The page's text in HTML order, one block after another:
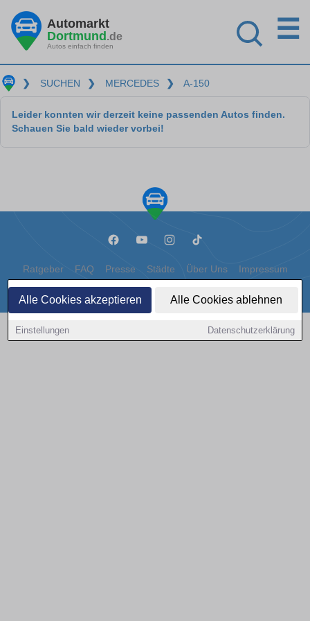
Alle Cookies akzeptieren Alle Cookies ablehnen
Einstellungen Datenschutzerklärung
Automarkt
Dortmund.de
Autos einfach finden
☰
❯ SUCHEN ❯ MERCEDES ❯ A-150
Leider konnten wir derzeit keine passenden Autos finden.
Schauen Sie bald wieder vorbei!
Ratgeber FAQ Presse Städte Über Uns Impressum
Datenschutz Cookies
Copyright © 2000 - 2026 | 1A Infosysteme GmbH | Content by: 1a-sites-autos